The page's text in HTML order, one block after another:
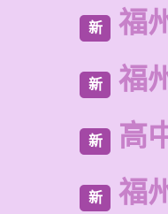
新 福
新 福
新 高
新 福